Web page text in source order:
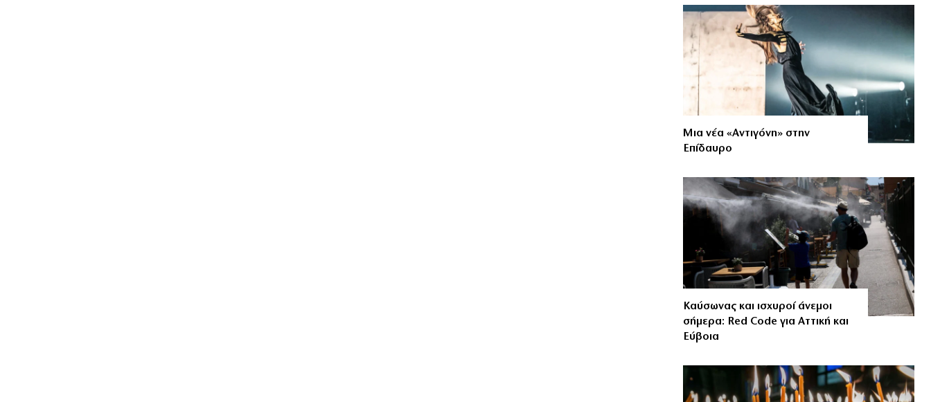
Μια νέα «Αντιγόνη» στην
Επίδαυρο
Καύσωνας και ισχυροί άνεμοι
σήμερα: Red Code για Αττική και
Εύβοια